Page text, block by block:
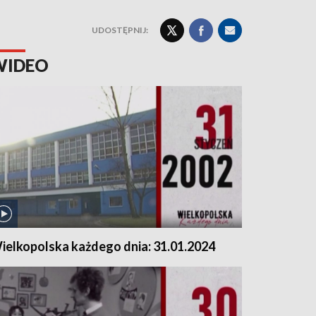
UDOSTĘPNIJ:
każdego dnia: 31.01.2024